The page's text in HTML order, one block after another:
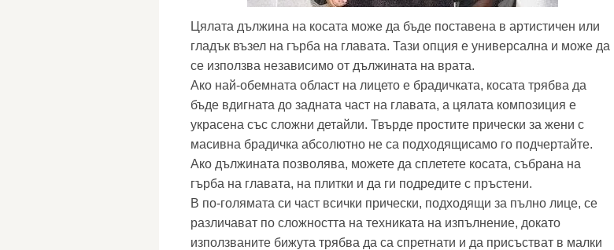
Цялата дължина на косата може да бъде поставена в артистичен или
гладък възел на гърба на главата. Тази опция е универсална и може да
се използва независимо от дължината на врата.
Ако най-обемната област на лицето е брадичката, косата трябва да
бъде вдигната до задната част на главата, а цялата композиция е
украсена със сложни детайли. Твърде простите прически за жени с
масивна брадичка абсолютно не са подходящисамо го подчертайте.
Ако дължината позволява, можете да сплетете косата, събрана на
гърба на главата, на плитки и да ги подредите с пръстени.
В по-голямата си част всички прически, подходящи за пълно лице, се
различават по сложността на техниката на изпълнение, докато
използваните бижута трябва да са спретнати и да присъстват в малки